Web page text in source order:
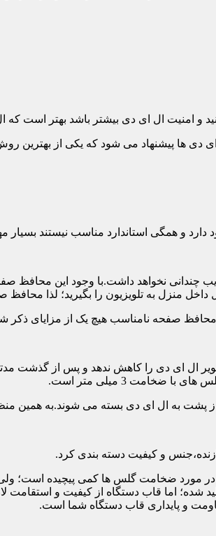
و امنیت ال ای دی بیشتر باشد بهتر است که
ها پیشنهاد می شود که یکی از بهترین
دارد و همگی استاندارد مناسب نیستند
چندانی نخواهد داشت.با وجود این محافظ
منزل به تلویزیون را بگیرید؛ لذا محافظ
صفحه نامناسب هیچ یک از مزایای ذکر
ال ای دی را کاهش ندهد و پس از گذشت مدتی
3 میلی متر است.
پشت به ال ای دی بسته می شوند.به همین
و کیفیت دسته بندی کرد.
رایج است.تصمیم گیری در مورد ضخامت گلس ها
تولید شده؛ اما قاب دستگاه از کیفیت و
و پایداری قاب دستگاه شما است.